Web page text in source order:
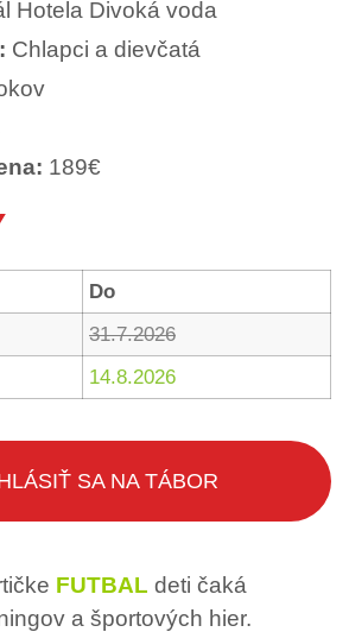
Hotela Divoká voda
Chlapci a dievčatá
189€
Do
31.7.2026
14.8.2026
SA NA TÁBOR
FUTBAL deti čaká
a športových hier.